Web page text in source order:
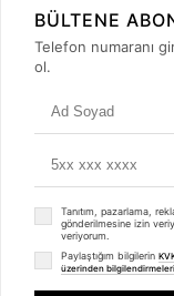
©
BÜLTENE
Telefon numaranı
ol.
Tanıtım, pazarlama,
gönderilmesine izin
veriyorum.
Paylaştığım bilgilerin
üzerinden